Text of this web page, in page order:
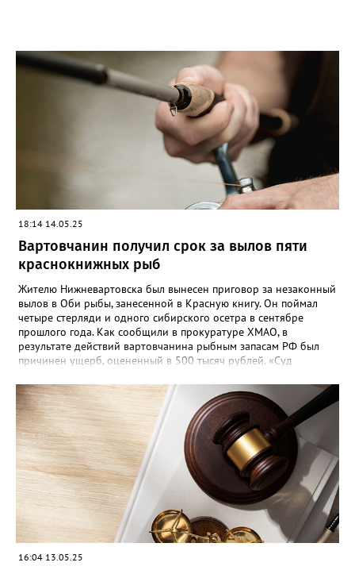
18:14 14.05.25
Вартовчанин получил срок за вылов пяти
краснокнижных рыб
Жителю Нижневартовска был вынесен приговор за незаконный
вылов в Оби рыбы, занесенной в Красную книгу. Он поймал
четыре стерляди и одного сибирского осетра в сентябре
прошлого года. Как сообщили в прокуратуре ХМАО, в
результате действий вартовчанина рыбным запасам РФ был
причинен ущерб, оцененный в 500 тысяч рублей. «Суд
свободы условно с испытательным сроком в один год», —
говорится в сообщении. Также у мужчины конфисковали
моторную лодку и передали государству. На данный момент
приговор не вступил в законную силу.
16:04 13.05.25